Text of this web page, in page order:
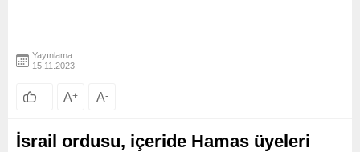
Yayınlama:
15.11.2023
A+ A-
İsrail ordusu, içeride Hamas üyeleri